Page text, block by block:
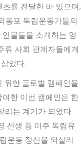
를 전달한 바 있으며,
동포 독립운동가들의
물들을 소개하는 영
류 사회 관계자들에게
았다.
위한 글로벌 캠페인을
한 이번 캠페인은 한
리는 계기가 되었다.
선생 등 미주 독립유
운동 정신을 되살리